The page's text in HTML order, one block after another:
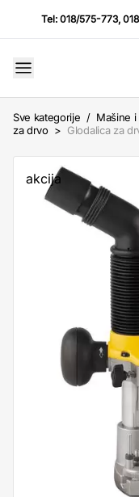
Tel:018/575-773,
Sve kategorije / Mašine i
za drvo > Glodalica za
akcija